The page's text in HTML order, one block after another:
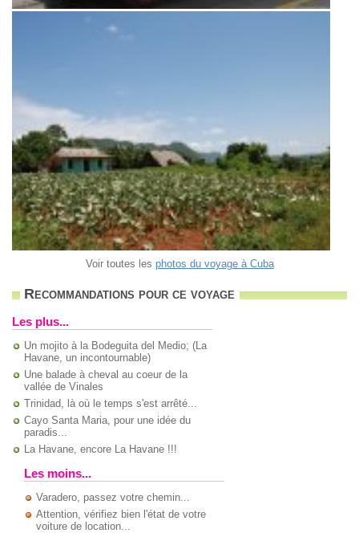
Voir toutes les photos du voyage à Cuba
Recommandations pour ce voyage
Les plus...
Un mojito à la Bodeguita del Medio; (La
Havane, un incontournable)
Une balade à cheval au coeur de la
vallée de Vinales
Trinidad, là où le temps s'est arrêté...
Cayo Santa Maria, pour une idée du
paradis...
La Havane, encore La Havane !!!
Les moins...
Varadero, passez votre chemin...
Attention, vérifiez bien l'état de votre
voiture de location...